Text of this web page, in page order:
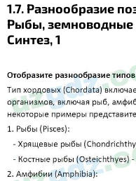
1.7. Разнообразие
Рыбы, земноводные
Синтез, 1